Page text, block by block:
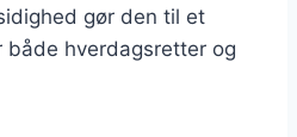
gør den til et
hverdagsretter og